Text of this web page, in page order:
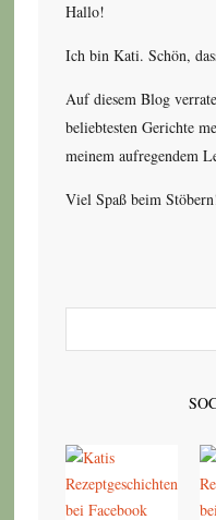
Hallo!
Ich bin Kati. Schön,
Auf diesem Blog
beliebtesten Gerichte
meinem aufregendem
Viel Spaß beim